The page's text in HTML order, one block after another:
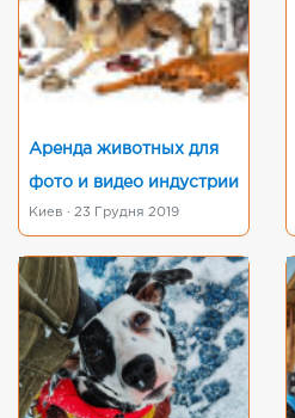
Аренда животных для
фото и видео индустрии
Киев · 23 Грудня 2019